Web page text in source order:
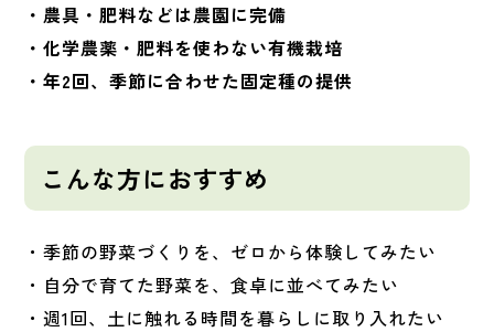
・農具・肥料などは農園に完備
・化学農薬・肥料を使わない有機栽培
・年2回、季節に合わせた固定種の提供
こんな方におすすめ
・季節の野菜づくりを、ゼロから体験してみたい
・ 自分で育てた野菜を、食卓に並べてみたい
・週1回、土に触れる時間を暮らしに取り入れたい